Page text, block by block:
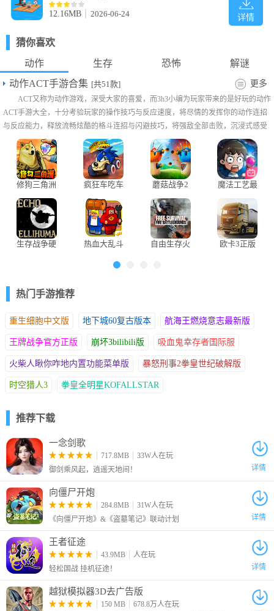
5、继续在机舱中前进，在前方按X键爬至上层。
6、此时我们可以发现机舱已经断为数截，跳回地面后沿着小路继
续前进寻找其他的幸存者。
7、在前方按○键蹲下穿过飞机残骸下方的缝隙。
8、继续前进来到下图所示位置后，捡起残骸开山刀后按R2键攻击
打破木箱，蹲下穿过残骸继续前进。
详情
12.16MB 2026-06-24
猜你喜欢
动作
生存 恐怖
解谜
动作ACT手游合集 [共51款] 更多
ACT又称为动作游戏，深受大家的喜爱，而3h3小编为玩家带来的是好玩的动作
ACT手游大全，十分考验玩家的操作技巧与反应速度，将尽情的发挥你的动作连招
与反应能力，释放流畅炫酷的格斗连招与闪避技巧，将强敌全部击败，沉浸式感受
热血快节奏的打击感，大家可以自由挑选吧!
修狗三角洲
版
疯狂车吃车
Car 4)
蘑菇战争2
魔法工艺最
生存战争硬
热血大乱斗
自由生存火
欧卡3正版
热门手游推荐
重生细胞中文版 地下城60复古版本 航海王燃烧意志最新版
王牌战争官方正版 崩坏3bilibili版 吸血鬼幸存者国际服
火柴人瞅你咋地内置功能菜单版 暴怒刑事2拳皇世纪破解版
时空猎人3 拳皇全明星KOFALLSTAR
推荐下载
一念剑歌
717.8MB
33W人在玩
御剑乘风起，逍遥天地间！
详情
向僵尸开炮
284.8MB
31W人在玩
《向僵尸开炮》&《盗墓笔记》联动计划
详情
王者征途
43.9MB
人在玩
轻松国战 挂机征途！
详情
越狱模拟器3D去广告版
150 MB
678.8万人在玩